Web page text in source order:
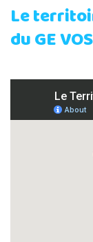
Le
du GE